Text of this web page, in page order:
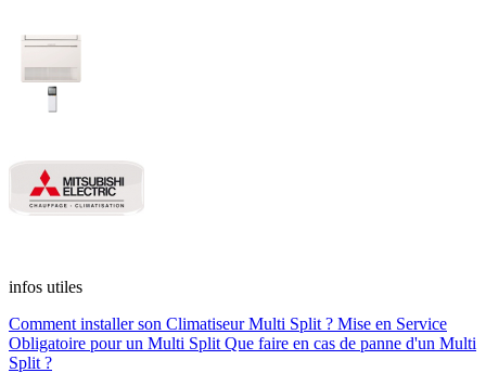
infos utiles
Comment installer son Climatiseur Multi Split ? Mise en Service
Obligatoire pour un Multi Split Que faire en cas de panne d'un Multi
Split ?